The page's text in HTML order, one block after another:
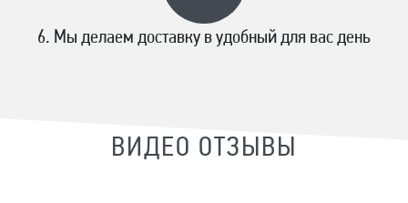
Мы делаем доставку в удобный для вас день
ВИДЕО ОТЗЫВЫ